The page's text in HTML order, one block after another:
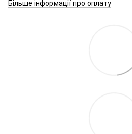
Більше інформації про оплату